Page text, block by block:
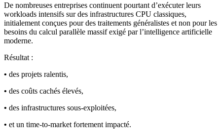
De nombreuses entreprises continuent pourtant d’exécuter leurs
workloads intensifs sur des infrastructures CPU classiques,
initialement conçues pour des traitements généralistes et non pour les
besoins du calcul parallèle massif exigé par l’intelligence artificielle
moderne.
Résultat :
• des projets ralentis,
• des coûts cachés élevés,
• des infrastructures sous-exploitées,
• et un time-to-market fortement impacté.